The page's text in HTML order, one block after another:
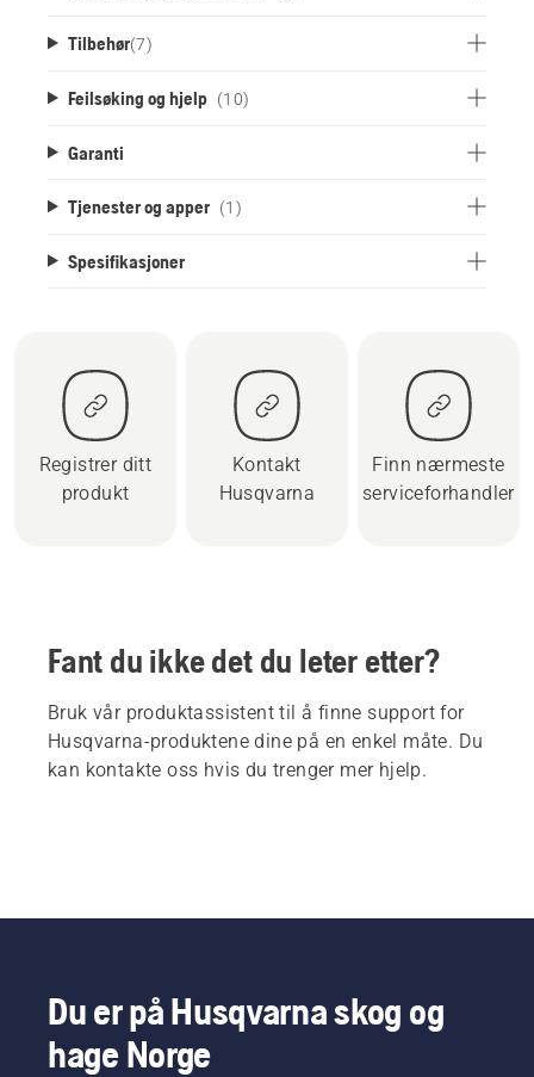
Tilbehør(7)
Feilsøking og hjelp (10)
Garanti
Tjenester og apper (1)
Spesifikasjoner
Registrer ditt
produkt
Kontakt
Husqvarna
Finn nærmeste
serviceforhandler
Fant du ikke det du leter etter?
Bruk vår produktassistent til å finne support for
Husqvarna-produktene dine på en enkel måte. Du
kan kontakte oss hvis du trenger mer hjelp.
Du er på Husqvarna skog og
hage Norge